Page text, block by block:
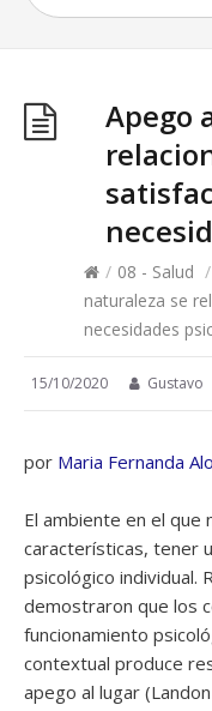
Apego
/ 08 - Salud /
naturaleza se
necesidades
15/10/2020 Gustavo
por Maria Fernanda
El ambiente en el
características, tener
psicológico individual.
demostraron que los
funcionamiento
contextual produce
apego al lugar